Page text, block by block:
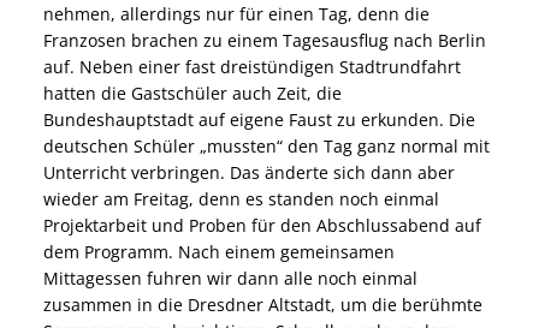
nehmen, allerdings nur für einen Tag, denn die
Franzosen brachen zu einem Tagesausflug nach Berlin
auf. Neben einer fast dreistündigen Stadtrundfahrt
hatten die Gastschüler auch Zeit, die
Bundeshauptstadt auf eigene Faust zu erkunden. Die
deutschen Schüler „mussten“ den Tag ganz normal mit
Unterricht verbringen. Das änderte sich dann aber
wieder am Freitag, denn es standen noch einmal
Projektarbeit und Proben für den Abschlussabend auf
dem Programm. Nach einem gemeinsamen
Mittagessen fuhren wir dann alle noch einmal
zusammen in die Dresdner Altstadt, um die berühmte